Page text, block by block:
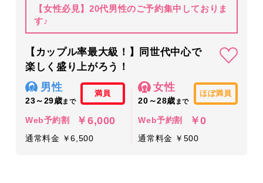
【女性必見】20代男性のご予約集中しておりま
す♪
【カップル率最大級！】同世代中心で
楽しく盛り上がろう！
男性
23～29歳まで
満員
Web予約割 ￥6,000
通常料金 ￥6,500
女性
20～28歳 まで
ほぼ満員
Web予約割 ￥0
通常料金 ￥500